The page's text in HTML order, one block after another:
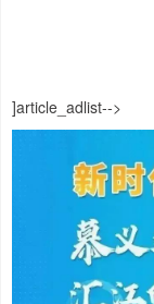
]article_adlist-->